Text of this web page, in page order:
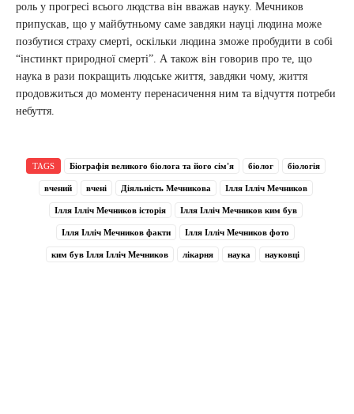
роль у прогресі всього людства він вважав науку. Мечников
припускав, що у майбутньому саме завдяки науці людина може
позбутися страху смерті, оскільки людина зможе пробудити в собі
“інстинкт природної смерті”. А також він говорив про те, що
наука в рази покращить людське життя, завдяки чому, життя
продовжиться до моменту перенасичення ним та відчуття потреби
небуття.
TAGS Біографія великого біолога та його сім'я біолог біологія
вчений вчені Діяльність Мечникова Ілля Ілліч Мечников
Ілля Ілліч Мечников історія Ілля Ілліч Мечников ким був
Ілля Ілліч Мечников факти Ілля Ілліч Мечников фото
ким був Ілля Ілліч Мечников лікарня наука науковці